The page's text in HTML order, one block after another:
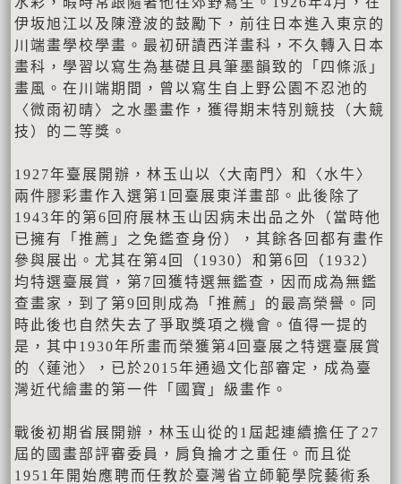
伊坂旭江以及陳澄波的鼓勵下，前往日本進入東京的
川端畫學校學畫。最初研讀西洋畫科，不久轉入日本
畫科，學習以寫生為基礎且具筆墨韻致的「四條派」
畫風。在川端期間，曾以寫生自上野公園不忍池的
〈微雨初晴〉之水墨畫作，獲得期末特別競技（大競
技）的二等獎。
1927年臺展開辦，林玉山以〈大南門〉和〈水牛〉
兩件膠彩畫作入選第1回臺展東洋畫部。此後除了
1943年的第6回府展林玉山因病未出品之外（當時他
已擁有「推薦」之免鑑查身份），其餘各回都有畫作
參與展出。尤其在第4回（1930）和第6回（1932）
均特選臺展賞，第7回獲特選無鑑查，因而成為無鑑
查畫家，到了第9回則成為「推薦」的最高榮譽。同
時此後也自然失去了爭取獎項之機會。值得一提的
是，其中1930年所畫而榮獲第4回臺展之特選臺展賞
的〈蓮池〉，已於2015年通過文化部審定，成為臺
灣近代繪畫的第一件「國寶」級畫作。
戰後初期省展開辦，林玉山從的1屆起連續擔任了27
屆的國畫部評審委員，肩負掄才之重任。而且從
1951年開始應聘而任教於臺灣省立師範學院藝術系